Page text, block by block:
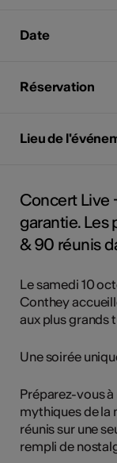
Date
Réservation
Lieu de
Concert Live
garantie. Les
& 90 réunis
Le samedi 10
Conthey
aux plus grands
Une soirée
Préparez-vous
mythiques de la
réunis sur une
rempli de